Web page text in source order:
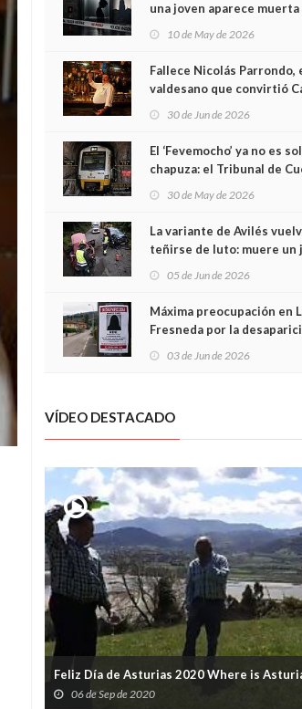
una joven aparece
cámaras captan sus últimos
minutos
10 de May de 2026
Fallece Nicolás Parrondo,
valdesano que convirtió
30 de Jun de 2026
El ‘Fevemocho’ ya no es
chapuza: el Tribunal de
sobrecoste de los trenes
cabían por los túneles
30 de May de 2026
La variante de Avilés
teñirse de luto: muere un
05 de Jun de 2026
Máxima preocupación en
Fresneda por la
03 de Jun de 2026
VÍDEO DESTACADO
Feliz Día de Asturias 2020 Where is
06 de Sep de 2020